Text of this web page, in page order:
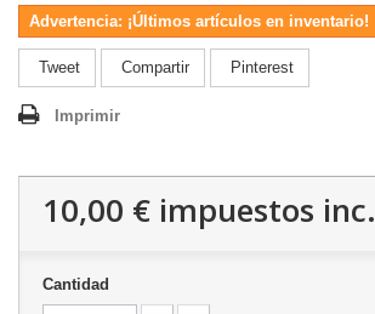
Advertencia: ¡Últimos artículos en inventario!
Tweet Compartir Pinterest
Imprimir
10,00 € impuestos inc.
Cantidad